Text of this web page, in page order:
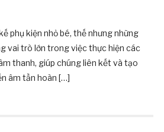
phụ kiện nhỏ bé, thế nhưng những
vai trò lớn trong việc thực hiện các
thanh, giúp chúng liên kết và tạo
âm tần hoàn […]